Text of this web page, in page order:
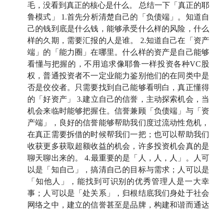
偶然的机会，我们和陈博士聊起「校产基金」，听到他
独到的洞见后，我们才下定决心制作这期节目。因为他
让我们看到了，原来在校产基金漂亮的长期业绩、庞大
的规模之外，了解一所大学是如何做投资的，也能对普
通的个人投资者有所启发。
而在那么多大学里，我们选了「耶鲁大学」，不仅仅是
因为它的长期业绩优异——在前任掌舵人大卫·斯文森
35 年的努力下，校产基金的规模从 13 亿增长到了 400
多亿；
更是因为它对于这个领域具有「划时代」的意义——他
一手打造的「耶鲁模式」席卷了整个行业，许多我们耳
熟能详的大学都一改之前墨守成规的管理方式，实现了
相当不错的收益。而这翻天覆地的改变，也是最近越来
越多媒体开始关注校产基金动态的原因。
毛，没看到真正的核心是什么。 总结一下「真正的耶
鲁模式」 1.首先分析清楚自己的「负债端」。知道自
己的钱到底是什么钱，能够承受什么样的风险，什么
样的久期，需要汇报的人是谁。 2.知道自己在「资产
端」的「能力圈」在哪里。什么样的资产是自己能够
看懂与把握的，不用追求像耶鲁一样投资各种VC股
权，普通投资者不一定业能力鉴别他们的在同类中是
否是佼佼者。只需要找到自己能够看明白，真正懂得
的「好资产」 3.建立自己的信誉，主动探索机会，当
机会来临时能够把握住。信誉兼顾「负债端」与「资
产端」，良好的信誉能够帮助我们度过流动性危机，
在真正需要拆借的时候帮我们一把；也可以帮助我们
收获更多获取超额收益的机会，许多投资机会真的是
聊天聊出来的。 4.最重要的是「人，人，人」。人可
以是「知自己」，搞清自己的目标与需求；人可以是
「知他人」，能找到可识别的优秀管理人是一大幸
事；人可以是「处关系」，归根结底我们身处于社会
网络之中，建立的信誉甚至是品牌，构建和谐而通达